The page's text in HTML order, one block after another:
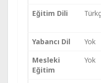
Eğitim Dili
Yabancı Dil
Yok
Mesleki
Eğitim
Yok